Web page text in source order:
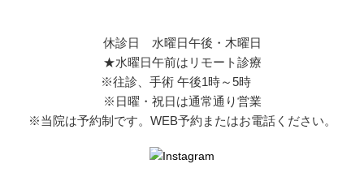
休診日 水曜日午後・木曜日
★水曜日午前はリモート診療
※往診、手術 午後1時～5時
※日曜・祝日は通常通り営業
※当院は予約制です。WEB予約またはお電話ください。